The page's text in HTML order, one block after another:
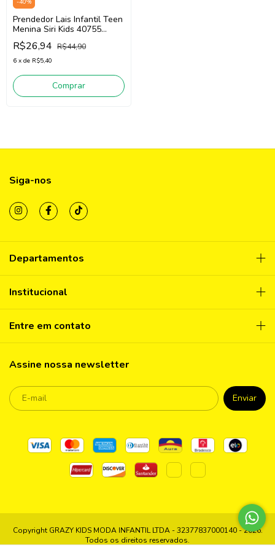
Prendedor Lais Infantil Teen
Menina Siri Kids 40755
(Laranja Neon)
R$26,94 R$44,90
6 x de R$5,40
Comprar
Siga-nos
Departamentos
Institucional
Entre em contato
Assine nossa newsletter
Copyright GRAZY KIDS MODA INFANTIL LTDA - 32377837000140 - 2026.
Todos os direitos reservados.